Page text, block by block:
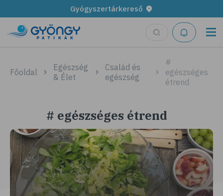
Gyógyszertárkereső
Főoldal
Egészség
& Élet
Család és
egészség
#
egészséges
étrend
# egészséges étrend